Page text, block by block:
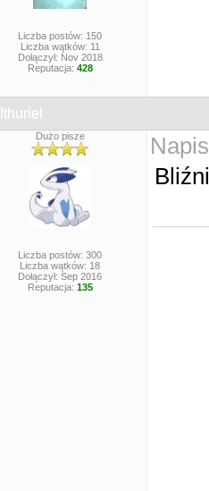
Liczba postów: 150
Liczba wątków: 11
Dołączył: Nov 2018
Reputacja: 428
Ithuriel
Dużo pisze
Liczba postów: 300
Liczba wątków: 18
Dołączył: Sep 2016
Reputacja: 135